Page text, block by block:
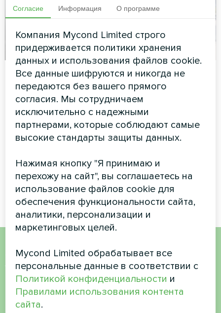
Офис
Художественное
оформление
вентиляторного доводчика
серии Silent
Установка в
коттедже с
тепловыми
насосами Mycond
Split серии BeeHeat
обеспечивают эффективное
отопление и охлаждение
круглый год.
Хотите купить или у вас
есть вопросы?
Свяжитесь с нами, и мы поможем вам
Согласие Информация О программе
Компания Mycond Limited строго
придерживается политики хранения
данных и использования файлов cookie.
Все данные шифруются и никогда не
передаются без вашего прямого
согласия. Мы сотрудничаем
исключительно с надежными
партнерами, которые соблюдают самые
высокие стандарты защиты данных.
Нажимая кнопку "Я принимаю и
перехожу на сайт", вы соглашаетесь на
использование файлов cookie для
обеспечения функциональности сайта,
аналитики, персонализации и
маркетинговых целей.
Mycond Limited обрабатывает все
персональные данные в соответствии с
Политикой конфиденциальности и
Правилами использования контента
сайта.